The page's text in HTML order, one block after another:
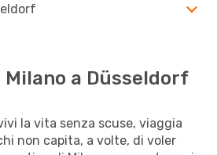
Milano a Düsseldorf
la vita senza scuse, viaggia
non capita, a volte, di voler